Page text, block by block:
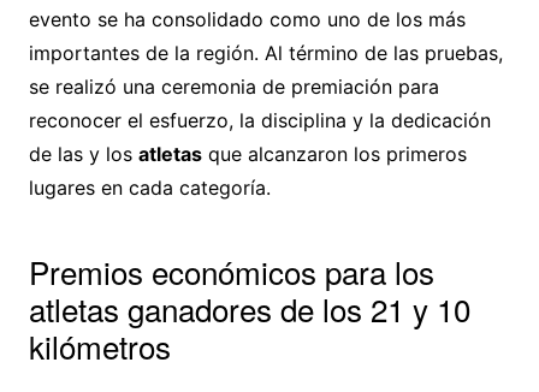
evento se ha consolidado como uno de los más
importantes de la región. Al término de las pruebas,
se realizó una ceremonia de premiación para
reconocer el esfuerzo, la disciplina y la dedicación
de las y los atletasque alcanzaron los primeros
lugares en cada categoría.
Premios económicos para los
atletas ganadores de los 21 y 10
kilómetros